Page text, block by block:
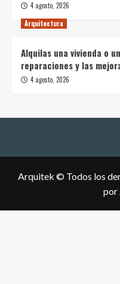
4 agosto, 2026
Arquitectura
Alquilas una vivienda o
reparaciones y las
4 agosto, 2026
Arquitek © Todos los
por